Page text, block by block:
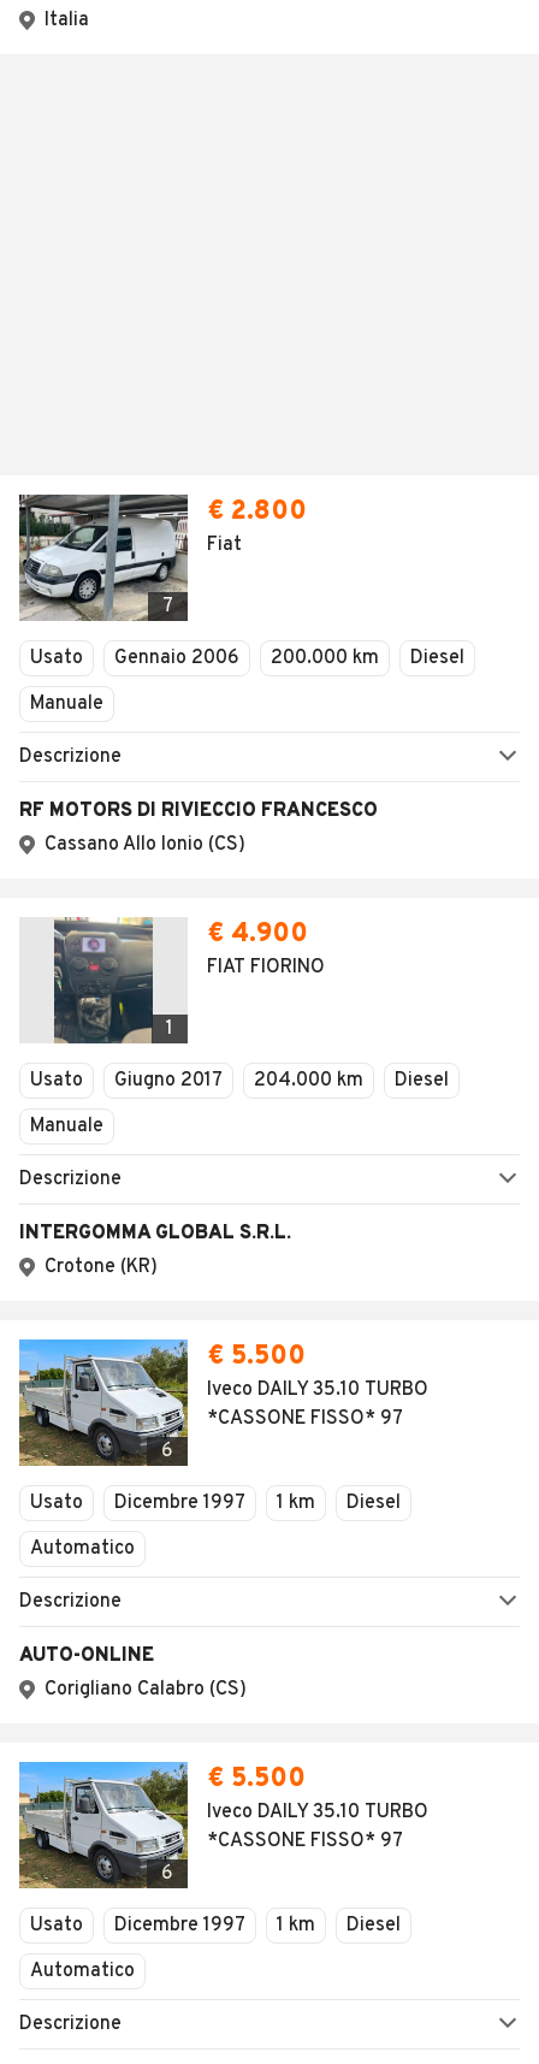
Italia
7
€ 2.800
Fiat
Usato Gennaio 2006 200.000 km
Diesel
Manuale
Descrizione
RF MOTORS DI RIVIECCIO FRANCESCO
Cassano Allo Ionio (CS)
1
€ 4.900
FIAT FIORINO
Usato Giugno 2017 204.000 km
Diesel
Manuale
Descrizione
INTERGOMMA GLOBAL S.R.L.
Crotone (KR)
6
€ 5.500
Iveco DAILY 35.10 TURBO
*CASSONE FISSO* 97
Usato Dicembre 1997 1 km
Diesel
Automatico
Descrizione
AUTO-ONLINE
Corigliano Calabro (CS)
6
€ 5.500
Iveco DAILY 35.10 TURBO
*CASSONE FISSO* 97
Usato Dicembre 1997 1 km
Diesel
Automatico
Descrizione